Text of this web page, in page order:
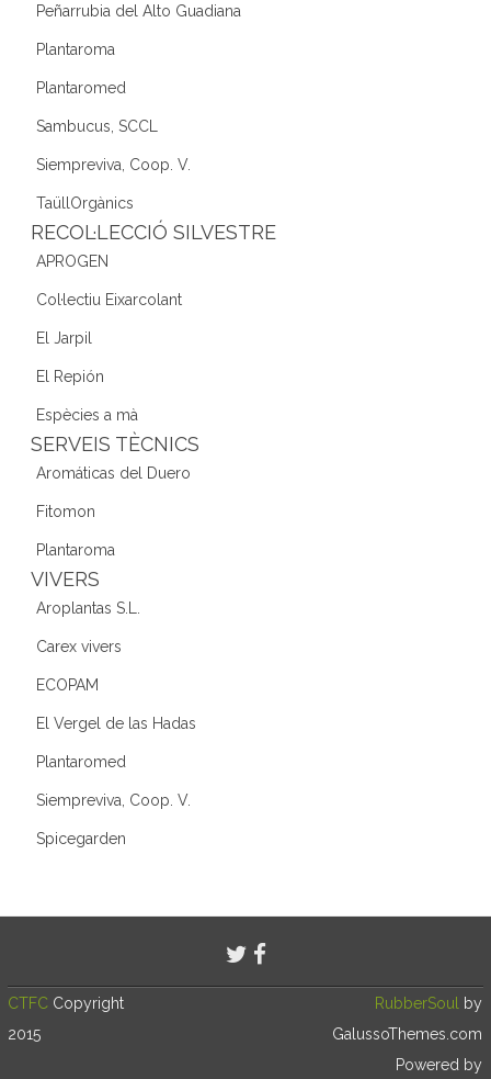
Peñarrubia del Alto Guadiana
Plantaroma
Plantaromed
Sambucus, SCCL
Siempreviva, Coop. V.
TaüllOrgànics
RECOL·LECCIÓ SILVESTRE
APROGEN
Col·lectiu Eixarcolant
El Jarpil
El Repión
Espècies a mà
SERVEIS TÈCNICS
Aromáticas del Duero
Fitomon
Plantaroma
VIVERS
Aroplantas S.L.
Carex vivers
ECOPAM
El Vergel de las Hadas
Plantaromed
Siempreviva, Coop. V.
Spicegarden
CTFC Copyright
2015
RubberSoul
by
GalussoThemes.com
Powered by